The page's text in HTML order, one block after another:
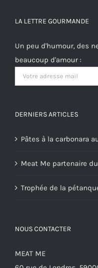
LA LETTRE GOURMANDE
Un peu d'humour, des
beaucoup d'amour :
DERNIERS ARTICLES
Pâtes à la carbonara
Meat Me partenaire
Trophée de la
NOUS CONTACTER
MEAT ME